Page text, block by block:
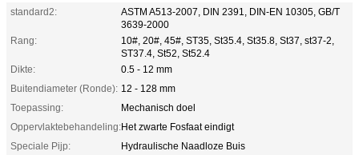
standard2:
ASTM A513-2007, DIN 2391, DIN-EN 10305, GB/T
3639-2000
Rang:
10#, 20#, 45#, ST35, St35.4, St35.8, St37, st37-2,
ST37.4, St52, St52.4
Dikte:
0.5 - 12 mm
Buitendiameter (Ronde): 12 - 128 mm
Toepassing:
Mechanisch doel
Oppervlaktebehandeling:Het zwarte Fosfaat eindigt
Speciale Pijp:
Hydraulische Naadloze Buis